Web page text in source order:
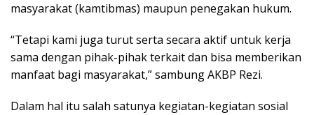
masyarakat (kamtibmas) maupun penegakan hukum.
“Tetapi kami juga turut serta secara aktif untuk kerja
sama dengan pihak-pihak terkait dan bisa memberikan
manfaat bagi masyarakat,” sambung AKBP Rezi.
Dalam hal itu salah satunya kegiatan-kegiatan sosial